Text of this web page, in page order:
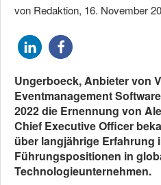
von Redaktion, 16. November
Ungerboeck, Anbieter von
Eventmanagement
2022 die Ernennung von
Chief Executive Officer
über langjährige Erfahrung
Führungspositionen in
Technologieunternehmen.